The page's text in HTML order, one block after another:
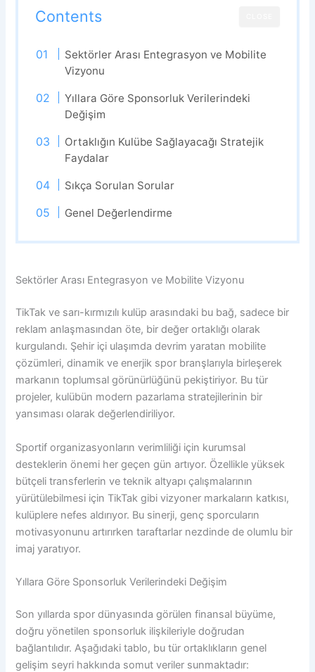
Contents
Sektörler Arası Entegrasyon ve Mobilite
Vizyonu
Yıllara Göre Sponsorluk Verilerindeki
Değişim
Ortaklığın Kulübe Sağlayacağı Stratejik
Faydalar
Sıkça Sorulan Sorular
Genel Değerlendirme
Sektörler Arası Entegrasyon ve Mobilite Vizyonu
TikTak ve sarı-kırmızılı kulüp arasındaki bu bağ, sadece bir
reklam anlaşmasından öte, bir değer ortaklığı olarak
kurgulandı. Şehir içi ulaşımda devrim yaratan mobilite
çözümleri, dinamik ve enerjik spor branşlarıyla birleşerek
markanın toplumsal görünürlüğünü pekiştiriyor. Bu tür
projeler, kulübün modern pazarlama stratejilerinin bir
yansıması olarak değerlendiriliyor.
Sportif organizasyonların verimliliği için kurumsal
desteklerin önemi her geçen gün artıyor. Özellikle yüksek
bütçeli transferlerin ve teknik altyapı çalışmalarının
yürütülebilmesi için TikTak gibi vizyoner markaların katkısı,
kulüplere nefes aldırıyor. Bu sinerji, genç sporcuların
motivasyonunu artırırken taraftarlar nezdinde de olumlu bir
imaj yaratıyor.
Yıllara Göre Sponsorluk Verilerindeki Değişim
Son yıllarda spor dünyasında görülen finansal büyüme,
doğru yönetilen sponsorluk ilişkileriyle doğrudan
bağlantılıdır. Aşağıdaki tablo, bu tür ortaklıkların genel
gelişim seyri hakkında somut veriler sunmaktadır: